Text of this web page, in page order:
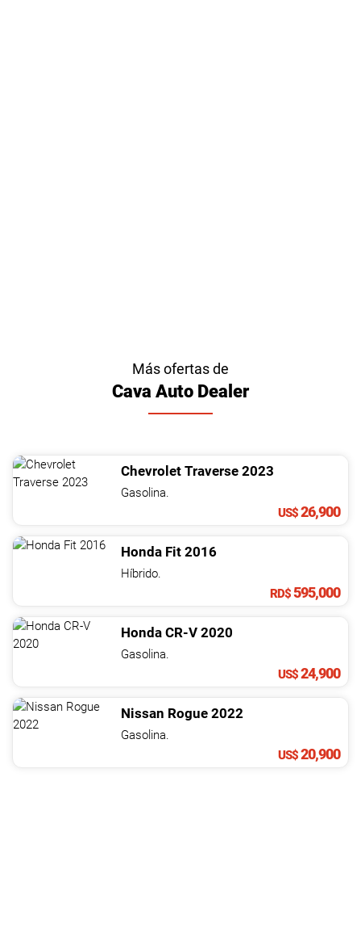
Más ofertas de
Cava Auto Dealer
Chevrolet Traverse 2023
Gasolina.
US$26,900
Honda Fit 2016
Híbrido.
RD$595,000
Honda CR-V 2020
Gasolina.
US$24,900
Nissan Rogue 2022
Gasolina.
US$20,900